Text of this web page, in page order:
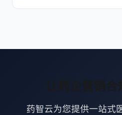
让药企营销
药智云为您提供一站式